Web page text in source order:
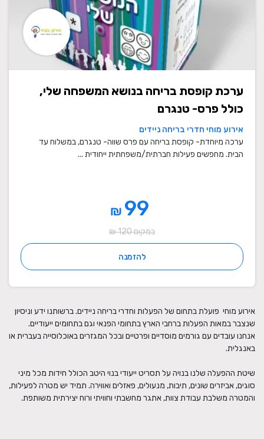
ערכת קופסת בריחה בנושא המשפחה שלי,
כולל פרס- טנגרם
אירוע מוחי חדרי בריחה ניידים
ערכה מיוחדת- קופסת בריחה עם פרס שווה- טנגרם, במשלוח עד
הבית. מחפשים פעילות חברתית/משפחתית ייחודית ...
₪
במקום 120 ₪
להזמנה
והמטרה משלבת עבודת צוות, אתגר מחשבתי וחוויתי ורוח יצירתית משותפת.